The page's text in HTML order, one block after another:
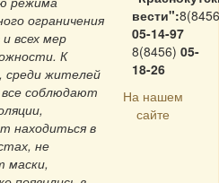
ограничения
всех мер
К
среди жителей
все соблюдают
находиться в
не
маски,
вести":
05-14-97
8(8456) 05-
18-26
На нашем
сайте